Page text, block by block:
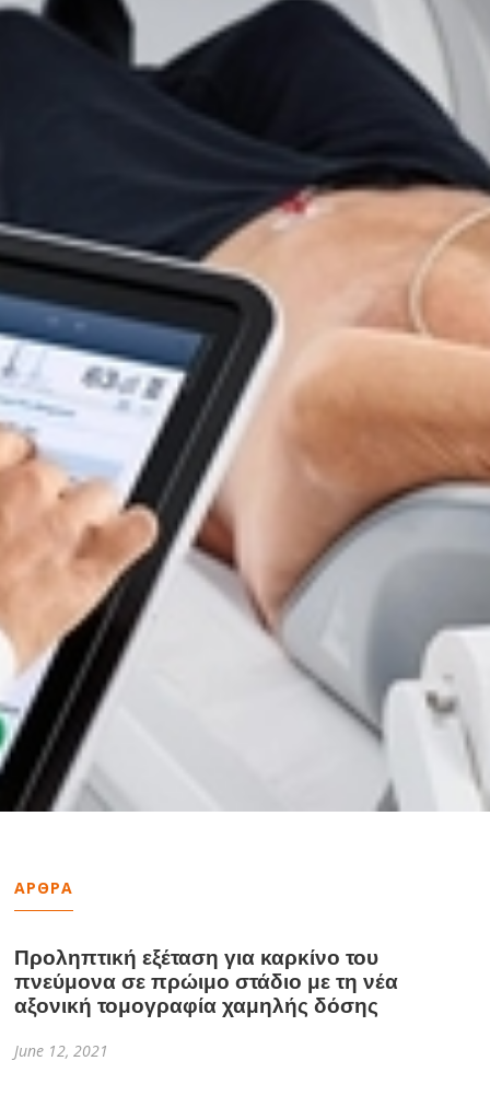
ΑΡΘΡΑ
Προληπτική εξέταση για καρκίνο του
πνεύμονα σε πρώιμο στάδιο με τη νέα
αξονική τομογραφία χαμηλής δόσης
June 12, 2021